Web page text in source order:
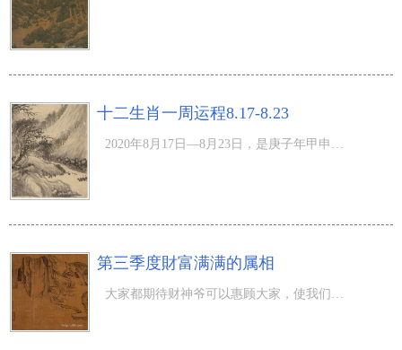
十二生肖一周运程8.17-8.23
2020年8月17日—8月23日，是庚子年甲申月的第二周，本周六（阳历8月22日）是处暑节气，酷热的三伏天也进入
第三季度財富满满的属相